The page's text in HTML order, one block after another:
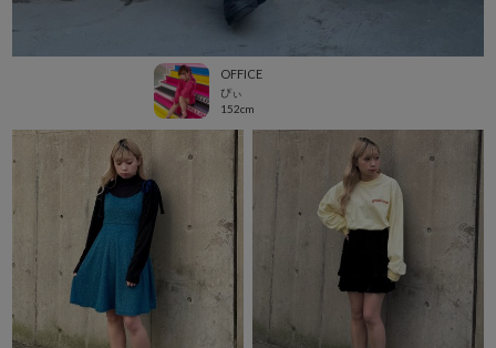
OFFICE
ぴぃ
152cm